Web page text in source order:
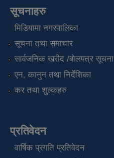
सूचनाहरु
मिडियामा नगरपालिका
सूचना तथा समाचार
सार्वजनिक खरीद /बोलपत्र सूचना
एन, कानुन तथा निर्देशिका
कर तथा शुल्कहरु
प्रतिवेदन
वार्षिक प्रगति प्रतिवेदन